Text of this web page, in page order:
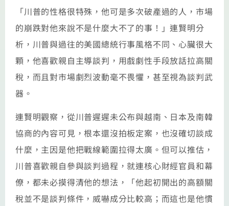
「川普的性格很特殊，他可是多次破產過的人，市場
的崩跌對他來說不是什麼大不了的事！」連賢明分
析，川普與過往的美國總統行事風格不同、心臟很大
顆，他喜歡親自主導談判，用戲劇性手段放話拉高關
稅，而且對市場劇烈波動毫不畏懼，甚至視為談判武
器。
連賢明觀察，從川普遲遲未公布與越南、日本及南韓
協商的內容可見，根本還沒拍板定案，也沒確切談成
什麼，主因是他把戰線範圍拉得太廣。但可以推估，
川普喜歡親自參與談判過程，就連核心財經官員和幕
僚，都未必摸得清他的想法，「他起初開出的高額關
稅並不是談判條件，威嚇成分比較高；而這也是他慣